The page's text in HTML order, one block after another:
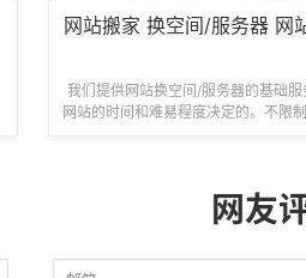
网站搬家 换空间/服务器 网
我们提供网站换空间/服务器的基础
网站的时间和难易程度决定的。不限
网友